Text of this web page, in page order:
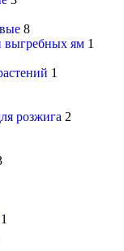
8
выгребных ям 1
1
розжига 2
1